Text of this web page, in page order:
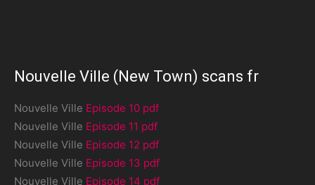
Nouvelle Ville (New Town) scans fr
Nouvelle Ville Episode 10 pdf
Nouvelle Ville Episode 11 pdf
Nouvelle Ville Episode 12 pdf
Nouvelle Ville Episode 13 pdf
Nouvelle Ville Episode 14 pdf